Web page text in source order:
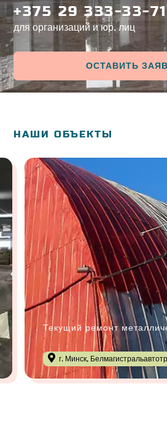
+375 29 333-33-71
для организаций и юр. лиц
ОСТАВИТЬ
НАШИ ОБЪЕКТЫ
Текущий ремонт
г. Минск,